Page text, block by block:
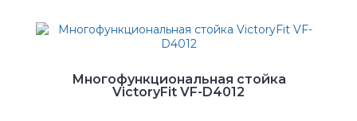
Многофункциональная стойка
VictoryFit VF-D4012